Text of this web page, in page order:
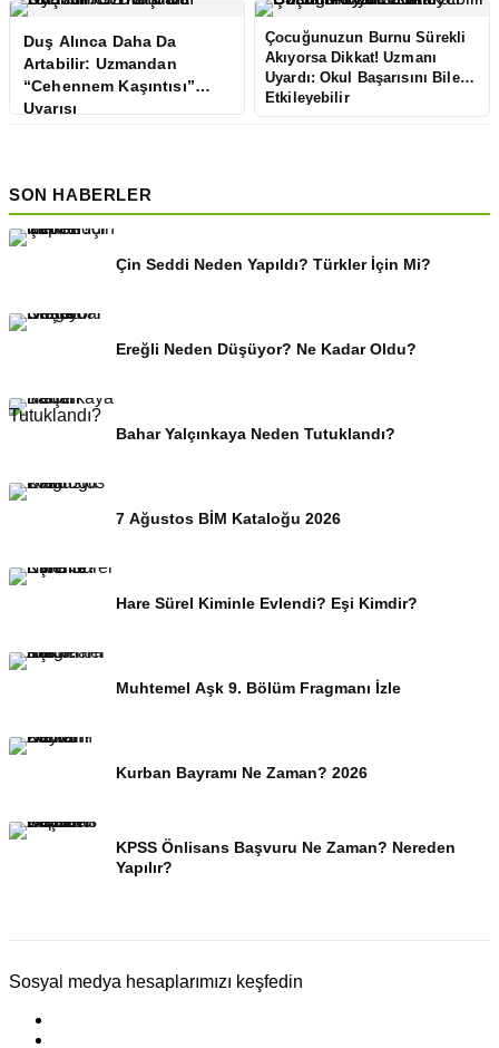
Duş Alınca Daha Da
Artabilir: Uzmandan
“Cehennem Kaşıntısı”
Uyarısı
Çocuğunuzun Burnu Sürekli
Akıyorsa Dikkat! Uzmanı
Uyardı: Okul Başarısını Bile
Etkileyebilir
SON HABERLER
Çin Seddi Neden Yapıldı? Türkler İçin Mi?
Ereğli Neden Düşüyor? Ne Kadar Oldu?
Bahar Yalçınkaya Neden Tutuklandı?
7 Ağustos BİM Kataloğu 2026
Hare Sürel Kiminle Evlendi? Eşi Kimdir?
Muhtemel Aşk 9. Bölüm Fragmanı İzle
Kurban Bayramı Ne Zaman? 2026
KPSS Önlisans Başvuru Ne Zaman? Nereden
Yapılır?
Sosyal medya hesaplarımızı keşfedin